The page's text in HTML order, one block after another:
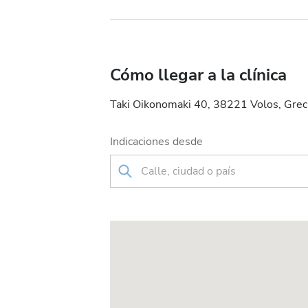
Cómo llegar a la clínica
Taki Oikonomaki 40, 38221 Volos,
Indicaciones desde